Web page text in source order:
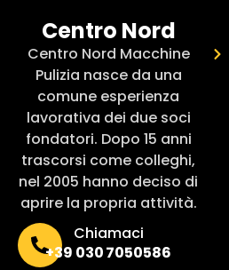
Centro Nord
Centro Nord Macchine
Pulizia nasce da una
comune esperienza
lavorativa dei due soci
fondatori. Dopo 15 anni
trascorsi come colleghi,
nel 2005 hanno deciso di
aprire la propria attività.
Chiamaci
+39 030 7050586